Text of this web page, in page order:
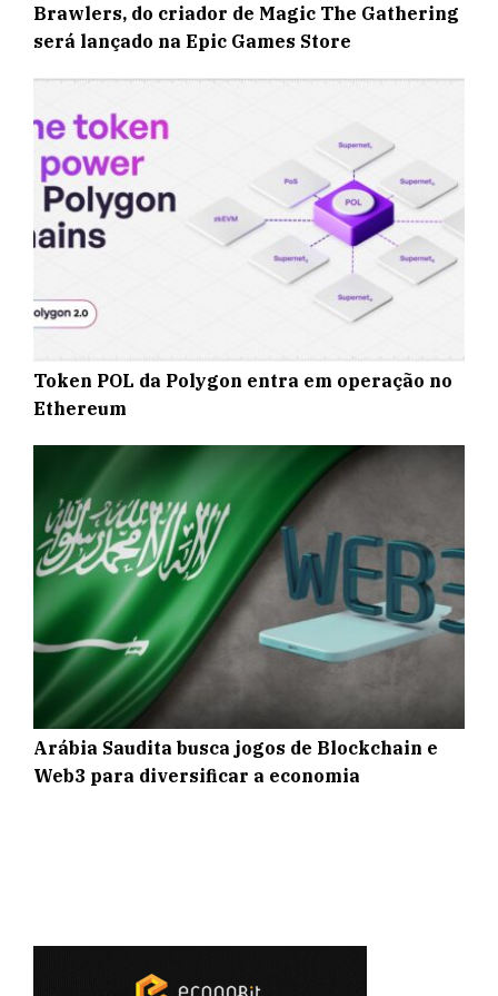
Brawlers, do criador de Magic The Gathering
será lançado na Epic Games Store
Token POL da Polygon entra em operação no
Ethereum
Arábia Saudita busca jogos de Blockchain e
Web3 para diversificar a economia